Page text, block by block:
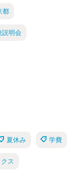
都
説明会
夏休み 学費
ス